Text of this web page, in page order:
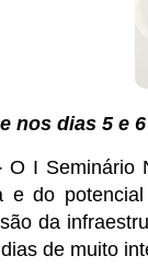
nos dias 5 e
O I Seminário
e do
da
de muito